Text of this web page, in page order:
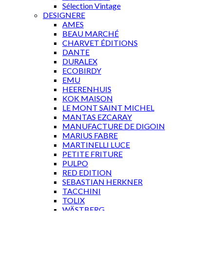
Sélection Vintage
DESIGNERE
AMES
BEAU MARCHÉ
CHARVET ÉDITIONS
DANTE
DURALEX
ECOBIRDY
EMU
HEERENHUIS
KOK MAISON
LE MONT SAINT MICHEL
MANTAS EZCARAY
MANUFACTURE DE DIGOIN
MARIUS FABRE
MARTINELLI LUCE
PETITE FRITURE
PULPO
RED EDITION
SEBASTIAN HERKNER
TACCHINI
TOLIX
WÄSTBERG